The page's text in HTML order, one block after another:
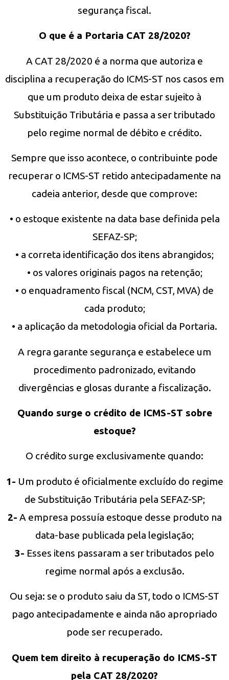
segurança fiscal.
O que é a Portaria CAT 28/2020?
A CAT 28/2020 é a norma que autoriza e
disciplina a recuperação do ICMS-ST nos casos em
que um produto deixa de estar sujeito à
Substituição Tributária e passa a ser tributado
pelo regime normal de débito e crédito.
Sempre que isso acontece, o contribuinte pode
recuperar o ICMS-ST retido antecipadamente na
cadeia anterior, desde que comprove:
• o estoque existente na data base definida pela
SEFAZ-SP;
• a correta identificação dos itens abrangidos;
• os valores originais pagos na retenção;
• o enquadramento fiscal (NCM, CST, MVA) de
cada produto;
• a aplicação da metodologia oficial da Portaria.
A regra garante segurança e estabelece um
procedimento padronizado, evitando
divergências e glosas durante a fiscalização.
Quando surge o crédito de ICMS-ST sobre
estoque?
O crédito surge exclusivamente quando:
1- Um produto é oficialmente excluído do regime
de Substituição Tributária pela SEFAZ-SP;
2- A empresa possuía estoque desse produto na
data-base publicada pela legislação;
3- Esses itens passaram a ser tributados pelo
regime normal após a exclusão.
Ou seja: se o produto saiu da ST, todo o ICMS-ST
pago antecipadamente e ainda não apropriado
pode ser recuperado.
Quem tem direito à recuperação do ICMS-ST
pela CAT 28/2020?